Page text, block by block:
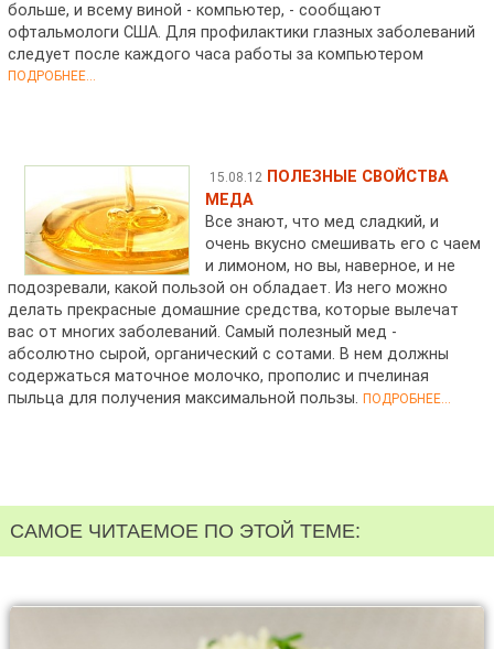
больше, и всему виной - компьютер, - сообщают
офтальмологи США. Для профилактики глазных заболеваний
следует после каждого часа работы за компьютером
ПОДРОБНЕЕ...
15.08.12 ПОЛЕЗНЫЕ СВОЙСТВА
МЕДА
Все знают, что мед сладкий, и
очень вкусно смешивать его с чаем
и лимоном, но вы, наверное, и не
подозревали, какой пользой он обладает. Из него можно
делать прекрасные домашние средства, которые вылечат
вас от многих заболеваний. Самый полезный мед -
абсолютно сырой, органический с сотами. В нем должны
содержаться маточное молочко, прополис и пчелиная
пыльца для получения максимальной пользы.ПОДРОБНЕЕ...
САМОЕ ЧИТАЕМОЕ ПО ЭТОЙ ТЕМЕ: